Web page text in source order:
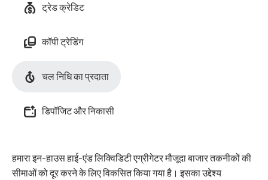
ट्रेड क्रेडिट
कॉपी ट्रेडिंग
चल निधि का प्रदाता
डिपॉजिट और निकासी
हमारा इन-हाउस हाई-एंड लिक्विडिटी एग्रीगेटर मौजूदा बाजार तकनीकों की
सीमाओं को दूर करने के लिए विकसित किया गया है। इसका उद्देश्य